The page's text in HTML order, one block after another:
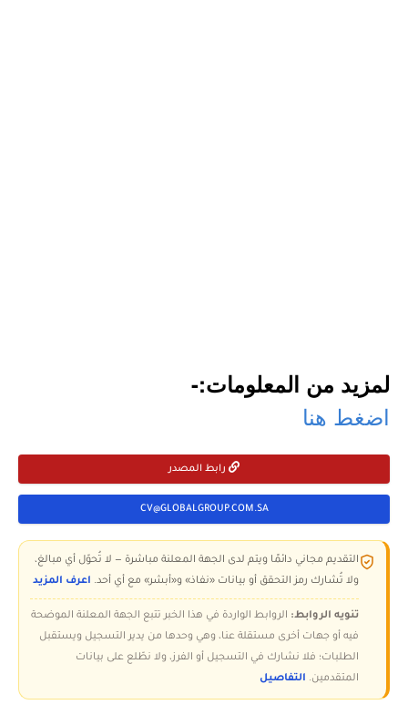
لمزيد من المعلومات:-
اضغط هنا
رابط المصدر
CV@GLOBALGROUP.COM.SA
التقديم مجاني دائمًا ويتم لدى الجهة المعلنة مباشرة — لا تُحوّل أي مبالغ،
ولا تُشارك رمز التحقق أو بيانات «نفاذ» و«أبشر» مع أي أحد. اعرف المزيد
تنويه الروابط: الروابط الواردة في هذا الخبر تتبع الجهة المعلنة الموضحة
فيه أو جهات أخرى مستقلة عنا، وهي وحدها من يدير التسجيل ويستقبل
الطلبات؛ فلا نشارك في التسجيل أو الفرز، ولا نطّلع على بيانات
المتقدمين. التفاصيل